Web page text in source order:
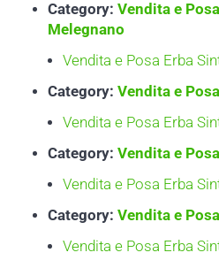
Category:Vendita e
Melegnano
Vendita e Posa Erba
Category:Vendita e
Vendita e Posa Erba
Category:Vendita e
Vendita e Posa Erba
Category:Vendita e
Vendita e Posa Erba